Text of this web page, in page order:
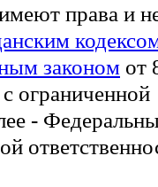
права и
законом от
ограниченной
-